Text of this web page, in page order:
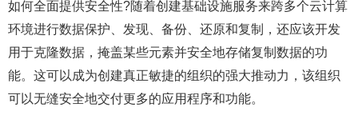
如何全面提供安全性?随着创建基础设施服务来跨多个云计算
环境进行数据保护、发现、备份、还原和复制，还应该开发
用于克隆数据，掩盖某些元素并安全地存储复制数据的功
能。这可以成为创建真正敏捷的组织的强大推动力，该组织
可以无缝安全地交付更多的应用程序和功能。